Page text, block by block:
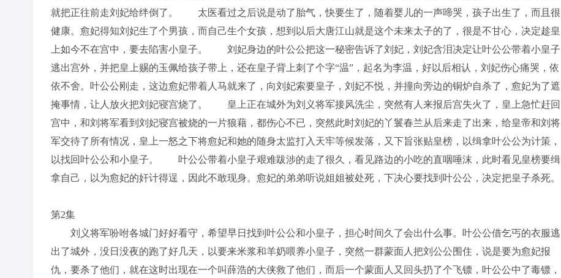
就把正往前走刘妃给绊倒了。 太医看过之后说是动了胎气，快要生了，随着婴儿的一声啼哭，孩子出生了，而且很
健康。愈妃得知刘妃生了个男孩，而自己生个女孩，想到以后大唐江山就是这个未来太子的了，很是不甘心，决定趁皇
上如今不在宫中，要去陷害小皇子。 刘妃身边的叶公公把这一秘密告诉了刘妃，刘妃含泪决定让叶公公带着小皇子
逃出宫外，并把皇上赐的玉佩给孩子带上，还在皇子背上刺了个字“温”，起名为李温，好以后相认，刘妃伤心痛哭，依
依不舍。叶公公刚走，这边愈妃带着人马就来了，向刘妃索要皇子，刘妃不悦，并撞向旁边的铜炉自杀了，愈妃为了遮
掩事情，让人放火把刘妃寝宫烧了。 皇上正在城外为刘义将军接风洗尘，突然有人来报后宫失火了，皇上急忙赶回
宫中，和刘将军看到刘妃寝宫被烧的一片狼藉，都伤心不已，突然此时刘妃的丫鬟春兰从后来走了出来，给皇帝和刘将
军交待了所有情况，皇上一怒之下将愈妃和她的随身太监打入天牢等候发落，又下旨张贴皇榜，以缉拿叶公公为计策，
以找回叶公公和小皇子。 叶公公带着小皇子艰难跋涉的走了很久，看见路边的小吃的直咽唾沫，此时看见皇榜要缉
拿自己，以为愈妃的奸计得逞，因此不敢现身。愈妃的弟弟听说姐姐被处死，下决心要找到叶公公，决定把皇子杀死。
第2集
刘义将军吩咐各城门好好看守，希望早日找到叶公公和小皇子，担心时间久了会出什么事。叶公公借乞丐的衣服逃
出了城外，没日没夜的跑了好几天，以要来米浆和羊奶喂养小皇子，突然一群蒙面人把刘公公围住，说是要为愈妃报
仇，要杀了他们，就在这时出现在一个叫薛浩的大侠救了他们，而后一个蒙面人又回头扔了个飞镖，叶公公中了毒镖，